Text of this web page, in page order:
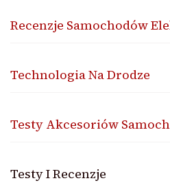
Recenzje Samochodów
Technologia Na Drodze
Testy Akcesoriów
Testy I Recenzje